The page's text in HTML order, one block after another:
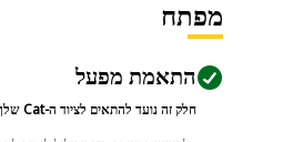
מפתח
התאמת מפעל
חלק זה נועד להתאים לציוד ה-Cat שלך בהתבסס על מפרטי היצרן.